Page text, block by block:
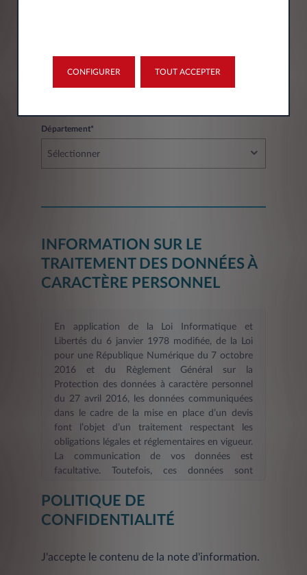
Département*
Sélectionner
INFORMATION SUR LE
TRAITEMENT DES DONNÉES À
CARACTÈRE PERSONNEL
En application de la Loi Informatique et
Libertés du 6 janvier 1978 modifiée, de la Loi
pour une République Numérique du 7 octobre
2016 et du Règlement Général sur la
Protection des données à caractère personnel
du 27 avril 2016, les données communiquées
dans le cadre de la mise en place d’un devis
font l’objet d’un traitement respectant les
obligations légales et réglementaires en vigueur.
La communication de vos données est
facultative. Toutefois, ces données sont
d’information et/ou de devis en ligne. La durée
de validité des informations fournies est de six
demande d’information et/ou constituer votre
POLITIQUE DE
CONFIDENTIALITÉ
J'accepte le contenu de la note d'information.
CONFIGURER TOUT ACCEPTER